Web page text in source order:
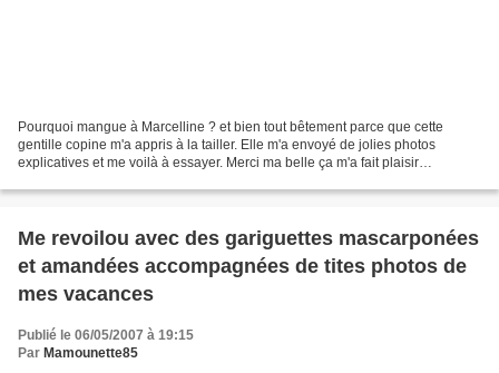
Pourquoi mangue à Marcelline ? et bien tout bêtement parce que cette
gentille copine m'a appris à la tailler. Elle m'a envoyé de jolies photos
explicatives et me voilà à essayer. Merci ma belle ça m'a fait plaisir
Me revoilou avec des gariguettes mascarponées
et amandées accompagnées de tites photos de
mes vacances
Publié le 06/05/2007 à 19:15
Par Mamounette85